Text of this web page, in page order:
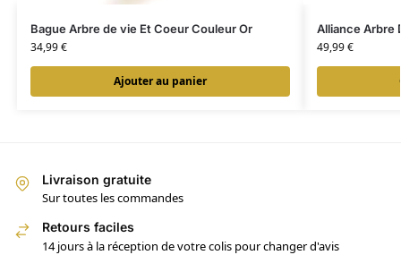
Bague Arbre de vie Et Coeur Couleur Or
34,99€
Ajouter au panier
Alliance Arbre
49,99€
Livraison gratuite
Sur toutes les commandes
Retours faciles
14 jours à la réception de votre colis pour changer d'avis